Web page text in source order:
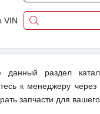
VIN
данный раздел
к менеджеру через
запчасти для